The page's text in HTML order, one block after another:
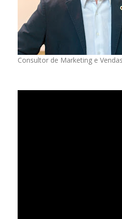
Consultor de Marketing e Vendas